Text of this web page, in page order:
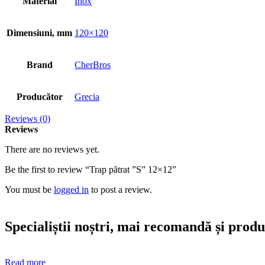
Dimensiuni, mm 120×120
Brand CherBros
Producător Grecia
Reviews (0)
Reviews
There are no reviews yet.
Be the first to review “Trap pătrat ”S” 12×12”
You must be logged in to post a review.
Specialiștii noștri, mai recomandă și
Read more